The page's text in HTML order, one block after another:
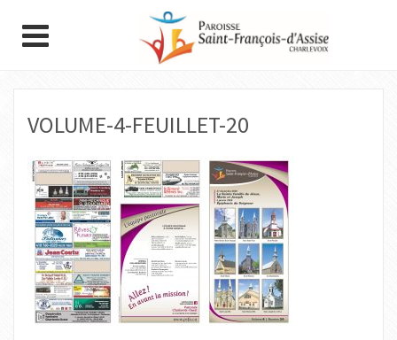
VOLUME-4-FEUILLET-20